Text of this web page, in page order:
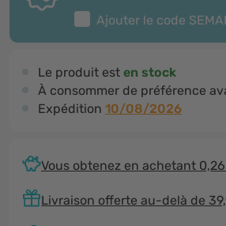
Ajouter le code
Le produit est en stock
À consommer de préférence
Expédition 10/08/2026
Vous obtenez en achetant
Livraison offerte au-delà de